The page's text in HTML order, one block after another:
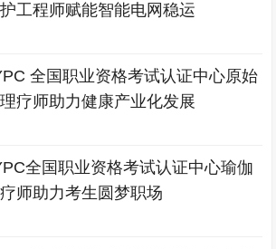
工程师赋能智能电网稳运
全国职业资格考试认证中心原始
疗师助力健康产业化发展
全国职业资格考试认证中心瑜伽
师助力考生圆梦职场